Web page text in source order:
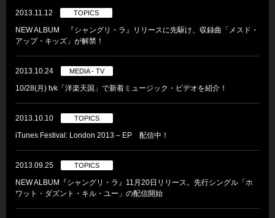
2013.11.12 TOPICS
NEW ALBUM 『シャングリ・ラ』リリースに先駆け、収録曲「メスド・
アップ・キッズ」が解禁！
2013.10.24 MEDIA - TV
10/28(月) tvk「洋楽天国」で新着ミュージック・ビデオを紹介！
2013.10.10 TOPICS
iTunes Festival: London 2013 – EP 配信中！
2013.09.25 TOPICS
NEW ALBUM『シャングリ・ラ』11月20日リリース。先行シングル「ホ
ワット・ダズント・キル・ユー」の配信開始